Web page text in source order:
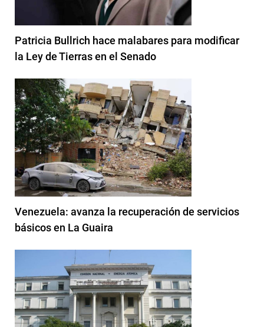
Patricia Bullrich hace malabares para modificar
la Ley de Tierras en el Senado
Venezuela: avanza la recuperación de servicios
básicos en La Guaira